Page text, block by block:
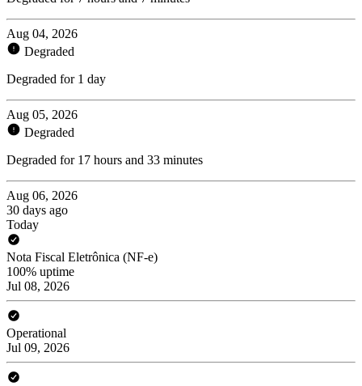
Aug 04, 2026
Degraded
Degraded for 1 day
Aug 05, 2026
Degraded
Degraded for 17 hours and 33 minutes
Aug 06, 2026
30 days ago
Today
Nota Fiscal Eletrônica (NF-e)
100% uptime
Jul 08, 2026
Operational
Jul 09, 2026